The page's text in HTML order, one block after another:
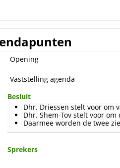
Opening
Vaststelling agenda
Besluit
Dhr. Driessen stelt voor om
Dhr. Shem-Tov stelt voor
Daarmee worden de twee
Sprekers